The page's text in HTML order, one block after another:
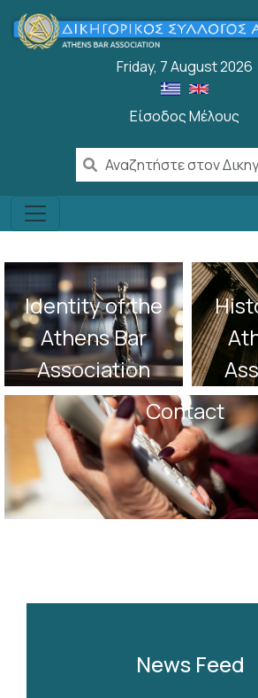
Skip to main content
Friday, 7 August 2026
User
Είσοδος Μέλους
Identity of the
Athens Bar
Association
Contact
News Feed